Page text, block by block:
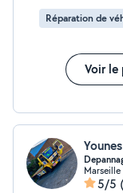
Réparation de
Voir le
5/5